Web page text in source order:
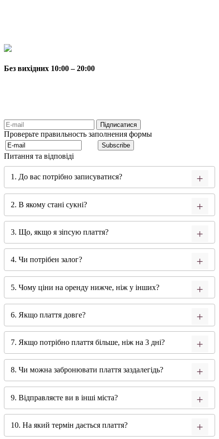
Без вихідних 10:00 – 20:00
Проверьте правильность заполнения формы
Питання та відповіді
1. До вас потрібно записуватися?
2. В якому стані сукні?
3. Що, якщо я зіпсую плаття?
4. Чи потрібен залог?
5. Чому ціни на оренду нижче, ніж у інших?
6. Якщо плаття довге?
7. Якщо потрібно плаття більше, ніж на 3 дні?
8. Чи можна забронювати плаття заздалегідь?
9. Відправляєте ви в інші міста?
10. На який термін дається плаття?